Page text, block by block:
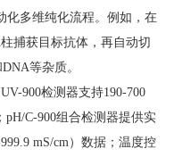
化多维纯化流程。例如，在
捕获目标抗体，再自动切
等杂质。
900检测器支持190-700
C-900组合检测器提供实
mS/cm）数据；温度控